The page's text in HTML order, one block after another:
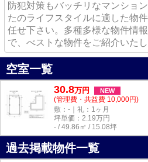
防犯対策もバッチリなマンショ
たのライフスタイルに適した物
任せ下さい。多種多様な物件情
で、べストな物件をご紹介いたし
空室一覧
30.8万円 NEW
(管理費・共益費 10,000円)
敷：-｜礼：1ヶ月
坪単価： 2.19万円
- / 49.86㎡ / 15.08坪
過去掲載物件一覧